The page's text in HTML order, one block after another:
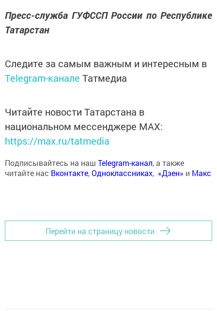
Пресс-служба ГУФССП России по Республике
Татарстан
Следите за самым важным и интересным в
Telegram-канале Татмедиа
Читайте новости Татарстана в
национальном мессенджере MАХ:
https://max.ru/tatmedia
Подписывайтесь на наш Telegram-канал, а также
читайте нас Вконтакте,Одноклассниках, «Дзен» и Макс
Перейти на страницу новости